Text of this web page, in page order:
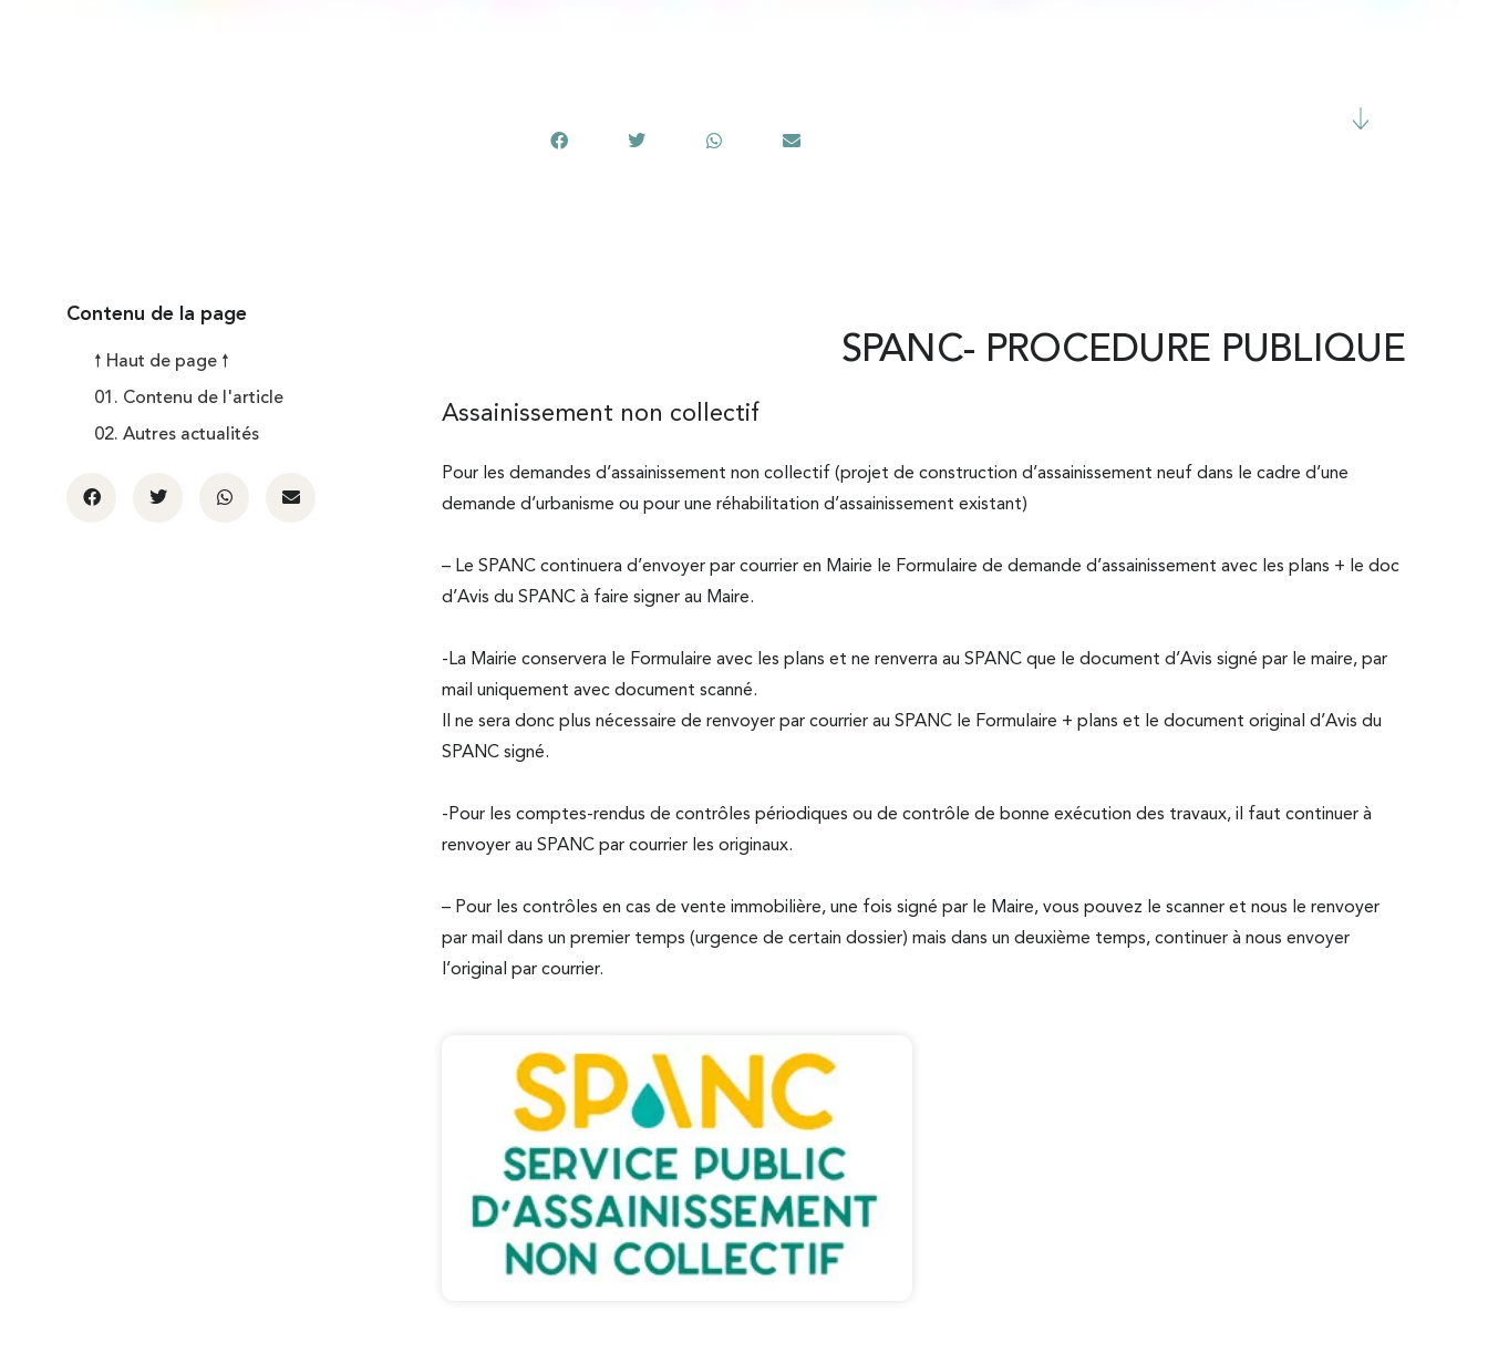
Contenu de la page
🠕 Haut de page 🠕
01. Contenu de l'article
02. Autres actualités
SPANC- PROCEDURE PUBLIQUE
Assainissement non collectif
Pour les demandes d’assainissement non collectif (projet de construction d’assainissement neuf dans le cadre d’une
demande d’urbanisme ou pour une réhabilitation d’assainissement existant)
– Le SPANC continuera d’envoyer par courrier en Mairie le Formulaire de demande d’assainissement avec les plans + le doc
d’Avis du SPANC à faire signer au Maire.
-La Mairie conservera le Formulaire avec les plans et ne renverra au SPANC que le document d’Avis signé par le maire, par
mail uniquement avec document scanné.
Il ne sera donc plus nécessaire de renvoyer par courrier au SPANC le Formulaire + plans et le document original d’Avis du
SPANC signé.
-Pour les comptes-rendus de contrôles périodiques ou de contrôle de bonne exécution des travaux, il faut continuer à
renvoyer au SPANC par courrier les originaux.
– Pour les contrôles en cas de vente immobilière, une fois signé par le Maire, vous pouvez le scanner et nous le renvoyer
par mail dans un premier temps (urgence de certain dossier) mais dans un deuxième temps, continuer à nous envoyer
l’original par courrier.